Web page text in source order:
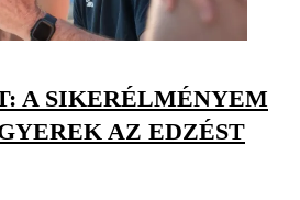
A SIKERÉLMÉNYEM
AZ EDZÉST